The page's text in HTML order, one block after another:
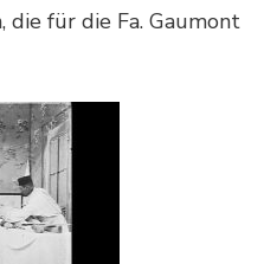
die für die Fa. Gaumont